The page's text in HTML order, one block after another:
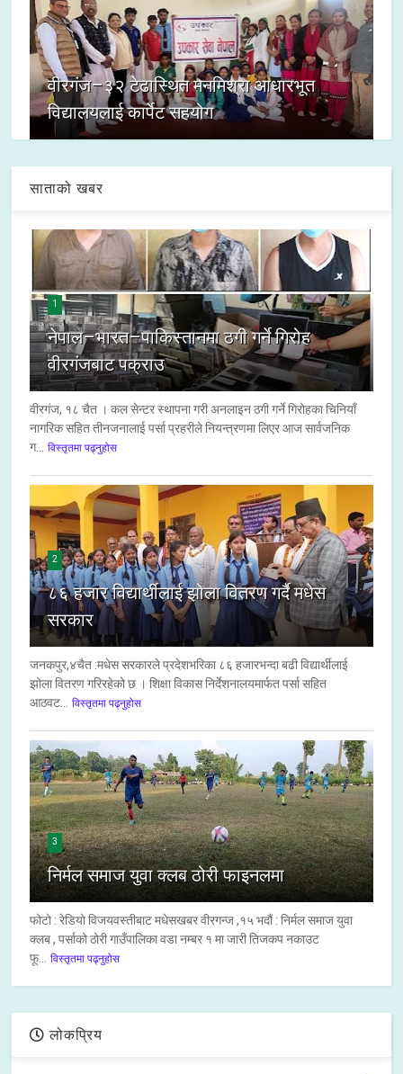
वीरगंज–३२ टेढास्थित मनमिश्रा आधारभूत
विद्यालयलाई कार्पेट सहयोग
साताको खबर
1
नेपाल–भारत–पाकिस्तानमा ठगी गर्ने गिरोह
वीरगंजबाट पक्राउ
वीरगंज, १८ चैत । कल सेन्टर स्थापना गरी अनलाइन ठगी गर्ने गिरोहका चिनियाँ
नागरिक सहित तीनजनालाई पर्सा प्रहरीले नियन्त्रणमा लिएर आज सार्वजनिक
ग...
विस्तृतमा पढ्नुहोस
2
८६ हजार विद्यार्थीलाई झोला वितरण गर्दै मधेस
सरकार
जनकपुर,४चैत :मधेस सरकारले प्रदेशभरिका ८६ हजारभन्दा बढी विद्यार्थीलाई
झोला वितरण गरिरहेको छ । शिक्षा विकास निर्देशनालयमार्फत पर्सा सहित
आठवट...
विस्तृतमा पढ्नुहोस
3
निर्मल समाज युवा क्लब ठोरी फाइनलमा
फोटो : रेडियो विजयवस्तीबाट मधेसखबर वीरगन्ज ,१५ भदौं : निर्मल समाज युवा
क्लब , पर्साको ठोरी गाउँपालिका वडा नम्बर १ मा जारी तिजकप नकाउट
फू...
विस्तृतमा पढ्नुहोस
लोकप्रिय